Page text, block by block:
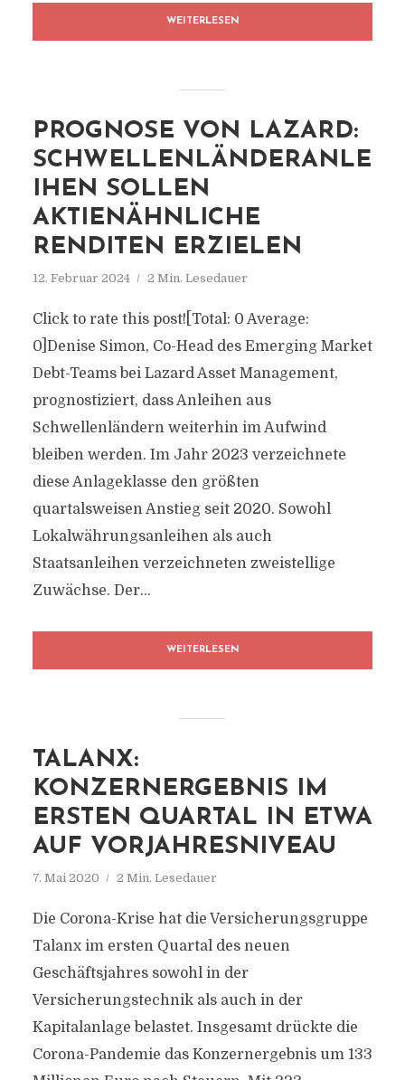
WEITERLESEN
PROGNOSE VON LAZARD:
SCHWELLENLÄNDERANLE
IHEN SOLLEN
AKTIENÄHNLICHE
RENDITEN ERZIELEN
12. Februar 2024 2 Min. Lesedauer
Click to rate this post![Total: 0 Average:
0]Denise Simon, Co-Head des Emerging Market
Debt-Teams bei Lazard Asset Management,
prognostiziert, dass Anleihen aus
Schwellenländern weiterhin im Aufwind
bleiben werden. Im Jahr 2023 verzeichnete
diese Anlageklasse den größten
quartalsweisen Anstieg seit 2020. Sowohl
Lokalwährungsanleihen als auch
Staatsanleihen verzeichneten zweistellige
Zuwächse. Der...
WEITERLESEN
TALANX:
KONZERNERGEBNIS IM
ERSTEN QUARTAL IN ETWA
AUF VORJAHRESNIVEAU
7. Mai 2020 2 Min. Lesedauer
Die Corona-Krise hat die Versicherungsgruppe
Talanx im ersten Quartal des neuen
Geschäftsjahres sowohl in der
Versicherungstechnik als auch in der
Kapitalanlage belastet. Insgesamt drückte die
Corona-Pandemie das Konzernergebnis um 133